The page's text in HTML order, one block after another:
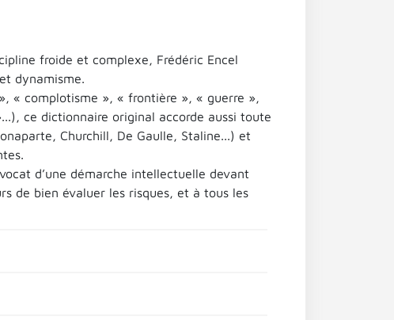
froide et complexe, Frédéric Encel
dynamisme.
« complotisme », « frontière », « guerre »,
ce dictionnaire original accorde aussi toute
Churchill, De Gaulle, Staline...) et
d’une démarche intellectuelle devant
de bien évaluer les risques, et à tous les